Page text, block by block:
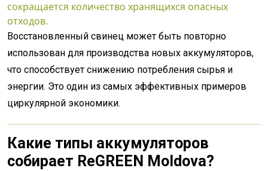
сокращается количество хранящихся опасных
отходов.
Восстановленный свинец может быть повторно
использован для производства новых аккумуляторов,
что способствует снижению потребления сырья и
энергии. Это один из самых эффективных примеров
циркулярной экономики.
Какие типы аккумуляторов
собирает ReGREEN Moldova?